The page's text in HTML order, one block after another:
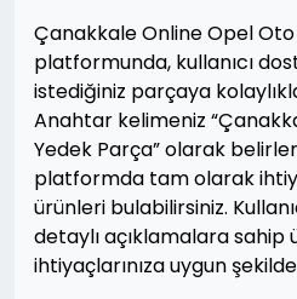
Çanakkale Online Opel
platformunda, kullanıcı
istediğiniz parçaya
Anahtar kelimeniz
Yedek Parça” olarak
platformda tam olarak
ürünleri bulabilirsiniz.
detaylı açıklamalara sahip
ihtiyaçlarınıza uygun